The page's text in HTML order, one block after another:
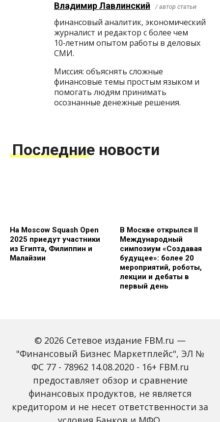
Владимир Лавлинский / автор статьи
финансовый аналитик, экономический
журналист и редактор с более чем
10‑летним опытом работы в деловых
СМИ.
Миссия: объяснять сложные
финансовые темы простым языком и
помогать людям принимать
осознанные денежные решения.
Последние новости
На Moscow Squash Open
2025 приедут участники
из Египта, Филиппин и
Малайзии
В Москве открылся II
Международный
симпозиум «Создавая
будущее»: более 20
мероприятий, роботы,
лекции и дебаты в
первый день
Зарплаты вырастут,
банки включат защиту
от мошенников: какие
новые законы ждут
россиян с октября
Россиян предупредили
мошенников на фоне
снижения ключевой
ставки
© 2026 Сетевое издание FBM.ru —
"Финансовый Бизнес Маркетплейс", ЭЛ №
ФС 77 - 78962 14.08.2020 - 16+ FBM.ru
предоставляет обзор и сравнение
финансовых продуктов, не является
кредитором и не несет ответственности за